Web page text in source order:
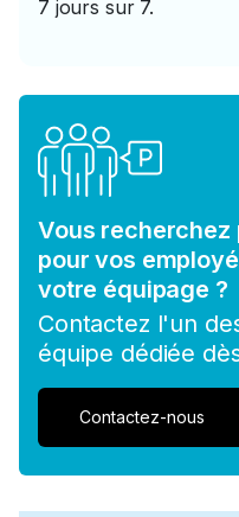
7 jours sur 7.
Vous recherchez
pour vos
votre équipage ?
Contactez l'un
équipe dédiée
Contactez-nous